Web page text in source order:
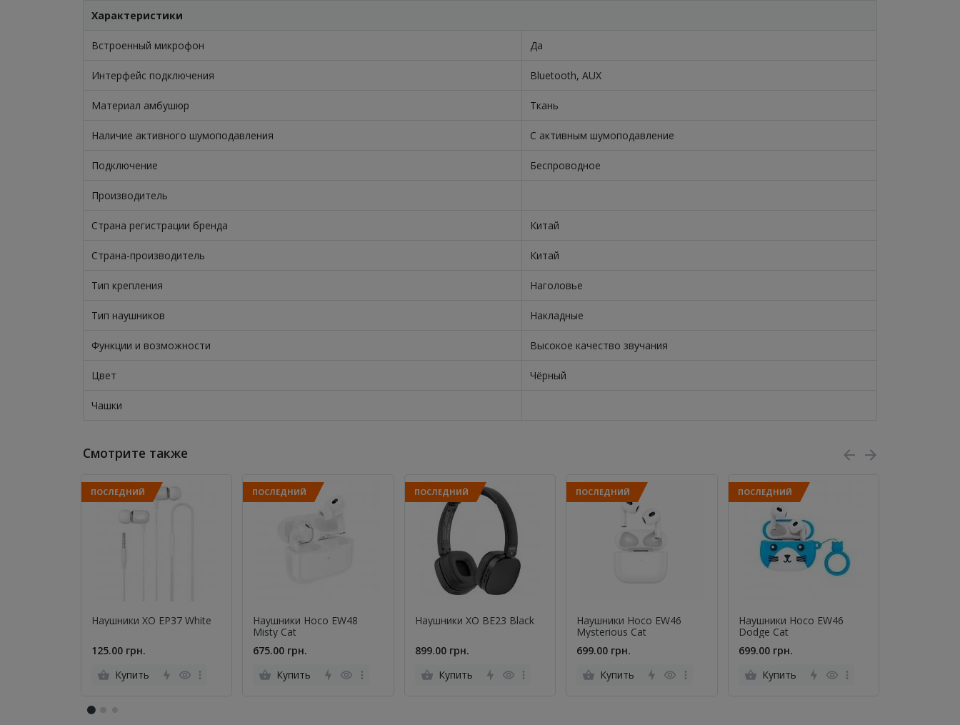
Характеристики
Встроенный микрофон Да
Интерфейс подключения Bluetooth, AUX
Материал амбушюр Ткань
Наличие активного шумоподавления С активным шумоподавление
Подключение Беспроводное
Производитель
Страна регистрации бренда Китай
Страна-производитель Китай
Тип крепления Наголовье
Тип наушников Накладные
Функции и возможности Высокое качество звучания
Цвет Чёрный
Чашки
Смотрите также
ПОСЛЕДНИЙ
Наушники XO EP37 White
125.00 грн.
Купить
ПОСЛЕДНИЙ
Наушники Hoco EW48
Misty Cat
675.00 грн.
Купить
ПОСЛЕДНИЙ
Наушники XO BE23 Black
899.00 грн.
Купить
ПОСЛЕДНИЙ
Наушники Hoco EW46
Mysterious Cat
699.00 грн.
Купить
ПОСЛЕДНИЙ
Наушники Hoco EW46
Dodge Cat
699.00 грн.
Купить